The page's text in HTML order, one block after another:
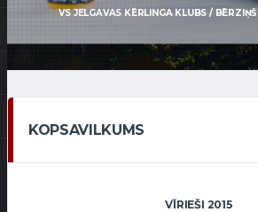
VS JELGAVAS KĒRLINGA KLUBS /
KOPSAVILKUMS
VĪRIEŠI 2015